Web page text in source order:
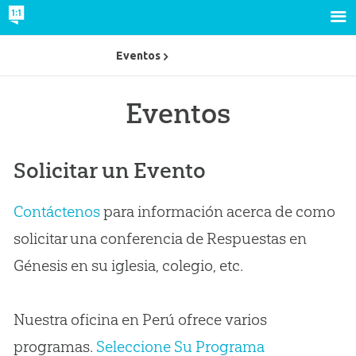
Eventos
Solicitar un Evento
Contáctenospara información acerca de como
solicitar una conferencia de Respuestas en
Génesis en su iglesia, colegio, etc.
Nuestra oficina en Perú ofrece varios
programas. Seleccione Su Programa
Eventos